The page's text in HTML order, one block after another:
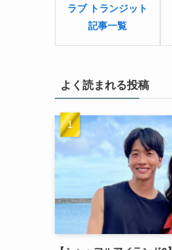
ラブ トランジット
記事一覧
よく読まれる投稿